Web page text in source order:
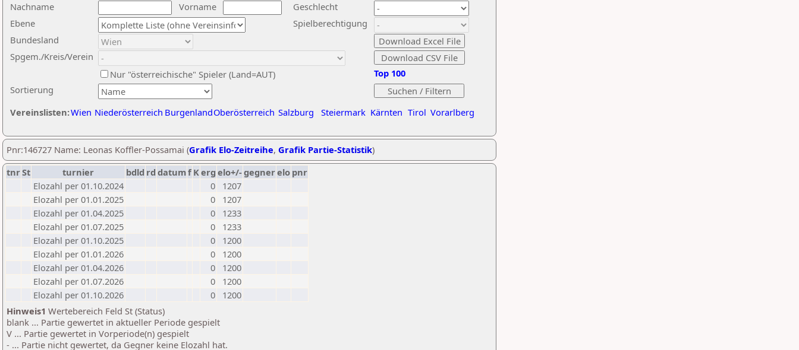
Nachname
Vorname
Ebene
Sortierung
Bundesland
Spgem./Kreis/Verein
Geschlecht
Nur "österreichische" Spieler (Land=AUT)
Spielberechtigung
Vereinslisten:Wien Niederösterreich BurgenlandOberösterreich Salzburg Steiermark Kärnten Tirol Vorarlberg
Top 100
Pnr:146727 Name: Leonas Koffler-Possamai (Grafik Elo-Zeitreihe, Grafik Partie-Statistik)
tnrSt turnier bdld rd datumf Kerg elo+/-gegnerelo pnr
Elozahl per 01.10.2024
0
1207
Elozahl per 01.01.2025
0
1207
Elozahl per 01.04.2025
0
1233
Elozahl per 01.07.2025
0
1233
Elozahl per 01.10.2025
0
1200
Elozahl per 01.01.2026
0
1200
Elozahl per 01.04.2026
0
1200
Elozahl per 01.07.2026
0
1200
Elozahl per 01.10.2026
0
1200
Hinweis1 Wertebereich Feld St (Status)
blank ... Partie gewertet in aktueller Periode gespielt
V ... Partie gewertet in Vorperiode(n) gespielt
- ... Partie nicht gewertet, da Gegner keine Elozahl hat.